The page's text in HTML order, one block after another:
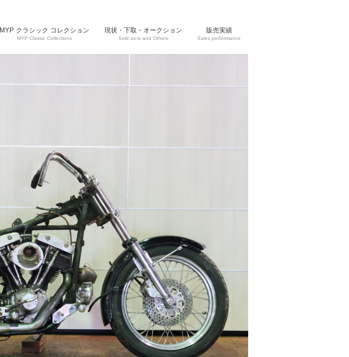
MYP クラシック コレクション
MYP Classic Collections
現状・下取・オークション
Sold as-is and Others
販売実績
Sales performance